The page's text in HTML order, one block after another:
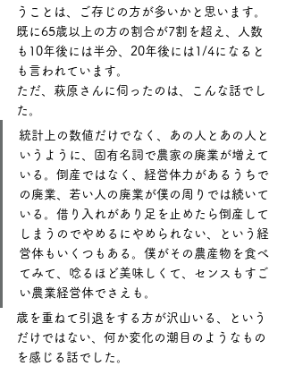
うことは、ご存じの方が多いかと思います。
既に65歳以上の方の割合が7割を超え、人数
も10年後には半分、20年後には1/4になると
も言われています。
ただ、萩原さんに伺ったのは、こんな話でし
た。
統計上の数値だけでなく、あの人とあの人と
いうように、固有名詞で農家の廃業が増えて
いる。倒産ではなく、経営体力があるうちで
の廃業、若い人の廃業が僕の周りでは続いて
いる。借り入れがあり足を止めたら倒産して
しまうのでやめるにやめられない、という経
営体もいくつもある。僕がその農産物を食べ
てみて、唸るほど美味しくて、センスもすご
い農業経営体でさえも。
歳を重ねて引退をする方が沢山いる、という
だけではない、何か変化の潮目のようなもの
を感じる話でした。